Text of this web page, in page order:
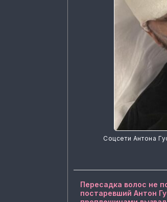
Соцсети Антона
Пересадка волос не
постаревший Антон